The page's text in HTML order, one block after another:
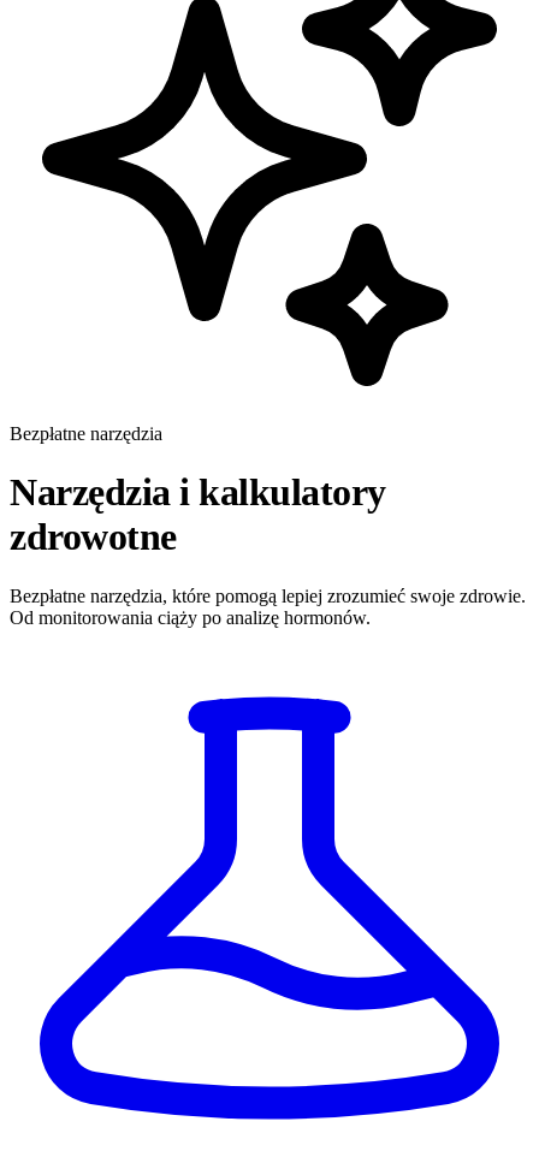
Bezpłatne narzędzia
Narzędzia i kalkulatory
zdrowotne
Bezpłatne narzędzia, które pomogą lepiej zrozumieć swoje zdrowie.
Od monitorowania ciąży po analizę hormonów.